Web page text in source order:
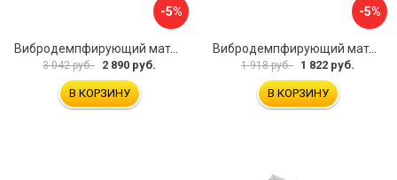
-5%
Вибродемпфирующий материал Шумофф Black Jack НФ-00001634
3 042 руб. 2 890 руб.
В КОРЗИНУ
-5%
Вибродемпфирующий материал Dreamcar DC-4M0-S070050P17
1 918 руб. 1 822 руб.
В КОРЗИНУ